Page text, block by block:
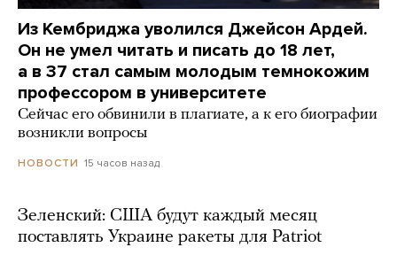
Из Кембриджа уволился Джейсон Ардей.
Он не умел читать и писать до 18 лет,
а в 37 стал самым молодым темнокожим
профессором в университете
Сейчас его обвинили в плагиате, а к его биографии
возникли вопросы
НОВОСТИ 15 часов назад
Зеленский: США будут каждый месяц
поставлять Украине ракеты для Patriot